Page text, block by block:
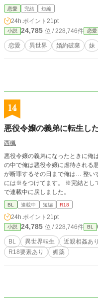
ドもフィオナに向かって怒鳴りつける。 「レイ様！ お父様！
私なんかのために、ありがとうございます……！」 妹
く目元の涙を拭い、レイと父に感
と、いつも私にする意地悪な笑顔
ことだった。 いつもフィオナのものを奪ったり、私に嫌がらせをしたりしてい
たが、ついに家から追放するつも
りしていた。 エスカレートした
ら、今度はこちらからやり返して
恋愛 完結 短編
24h.ポイント 21pt
小説 24,785 位 / 228,746件 恋愛
恋愛 異世界 婚約破棄 妹
14
悪役令嬢の義弟に転生し
西楓
悪役令嬢の義弟になったときに俺
の中で俺は悪役令嬢に虐待される
が断罪するその日まで俺は… 整いすぎ
には※をつけてます。 ※完結とし
で連載中に戻しました。
BL 連載中 短編 R18
24h.ポイント 21pt
小説 24,785 位 / 228,746件 BL
BL 異世界転生 近親相姦あり
R18要素あり
媚薬